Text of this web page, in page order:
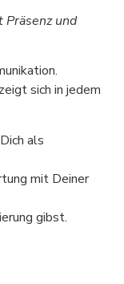
und
sich in jedem
als
mit Deiner
gibst.